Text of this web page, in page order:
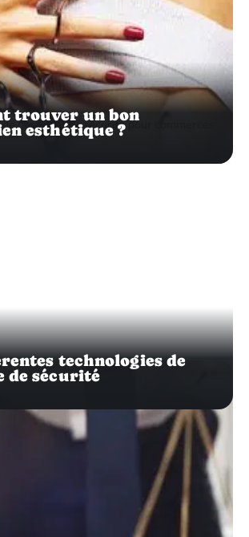
trouver un bon
esthétique ?
technologies de
de sécurité